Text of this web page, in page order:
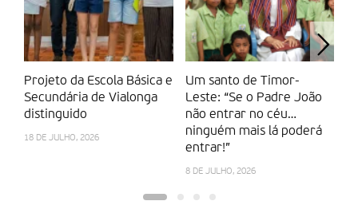
Projeto da Escola Básica e
Secundária de Vialonga
distinguido
18 DE JULHO, 2026
Um santo de Timor-
Leste: “Se o Padre João
não entrar no céu…
ninguém mais lá poderá
entrar!”
8 DE JULHO, 2026